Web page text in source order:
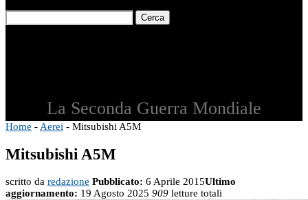
Cerca
La Seconda Guerra Mondiale
Home - Aerei - Mitsubishi A5M
Mitsubishi A5M
scritto da redazione Pubblicato: 6 Aprile 2015Ultimo
aggiornamento: 19 Agosto 2025 909 letture totali